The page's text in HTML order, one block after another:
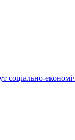
соціально-